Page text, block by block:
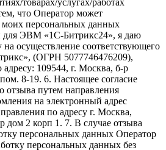
что Оператор может
моих персональных данных
для ЭВМ «1С-Битрикс24», я даю
на осуществление соответствующего
(ОГРН 5077746476209),
109544, г. Москва, б-р
8-19. 6. Настоящее согласие
отзыва путем направления
на электронный адрес
по адресу г. Москва,
дом 2 корп 1. 7. В случае отзыва
персональных данных Оператор
персональных данных без